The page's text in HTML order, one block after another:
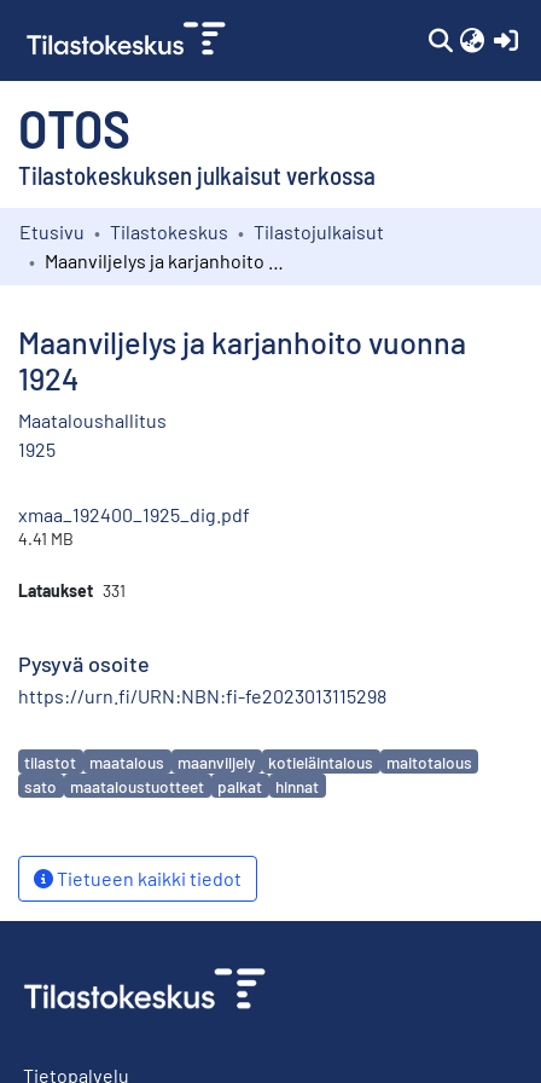
OTOS
Tilastokeskuksen julkaisut verkossa
Kokoelmat
Etusivu Tilastokeskus
Tilastojulkaisut
Maanviljelys ja karjanhoito vuonna
1924
Maataloushallitus
1925
xmaa_192400_1925_dig.pdf
4.41 MB
Lataukset 331
Pysyvä osoite
https://urn.fi/URN:NBN:fi-fe2023013115298
Avainsanat
tilastot maatalous maanviljely kotieläintalous
maitotalous
sato
maataloustuotteet palkat hinnat
Tietueen kaikki tiedot
Tietopalvelu